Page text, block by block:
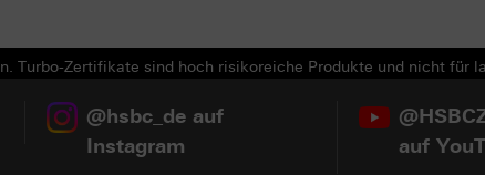
Zertifikate sind hoch risikoreiche Produkte und nicht für
@hsbc_de auf
Instagram
auf